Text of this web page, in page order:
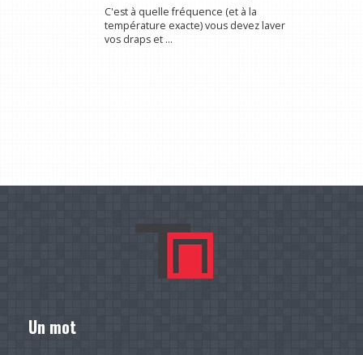
C'est à quelle fréquence (et à la
température exacte) vous devez laver
vos draps et ...
Un mot